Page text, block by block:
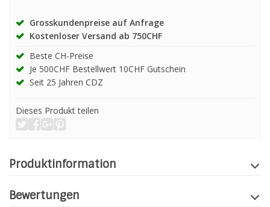
Grosskundenpreise auf Anfrage
Kostenloser Versand ab 750CHF
Beste CH-Preise
Je 500CHF Bestellwert 10CHF Gutschein
Seit 25 Jahren CDZ
Dieses Produkt teilen
Produktinformation
Bewertungen